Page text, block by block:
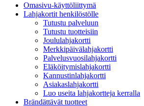
Omasivu-käyttöliittymä
Lahjakortit henkilöstölle
Tutustu palveluun
Tutustu tuotteisiin
Joululahjakortti
Merkkipäivälahjakortti
Palvelusvuosilahjakortti
Eläköitymislahjakortti
Kannustinlahjakortti
Asiakaslahjakortti
Luo useita lahjakortteja kerralla
Brändättävät tuotteet